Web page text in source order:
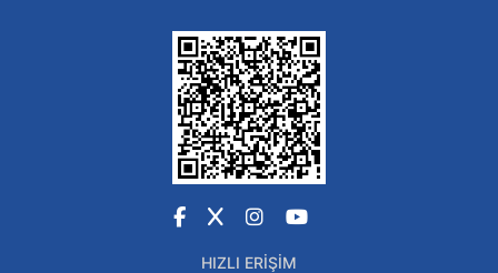
Facebook
X Instagram
YouTube
HIZLI ERIŞIM